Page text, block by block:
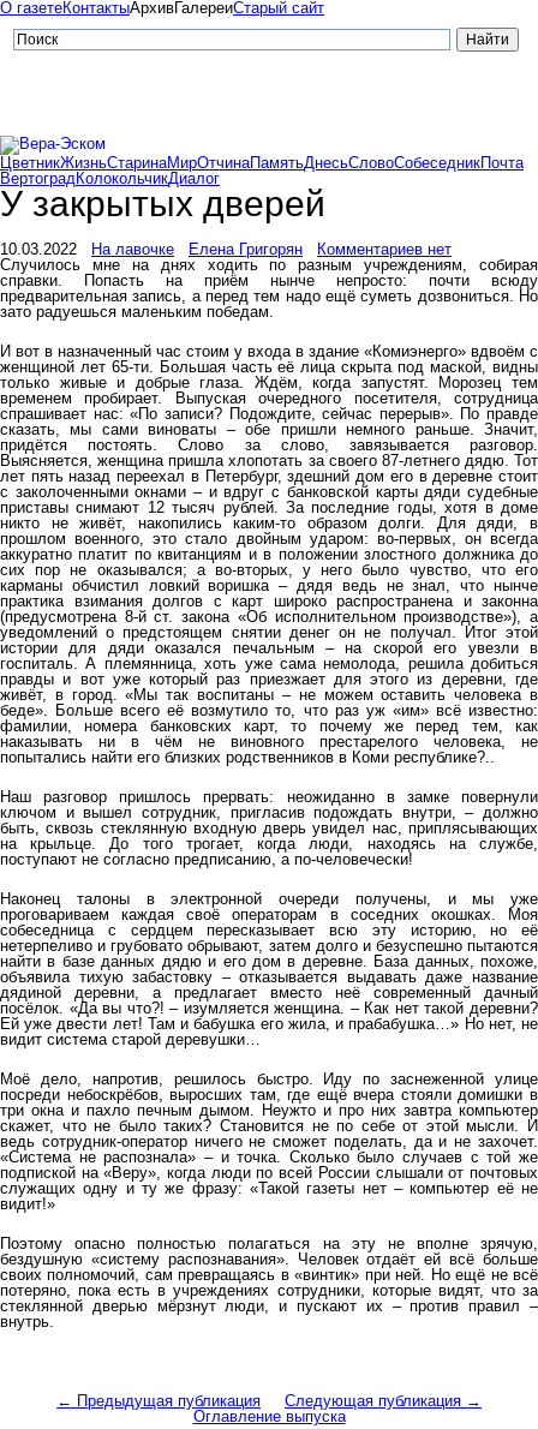
О газетеКонтактыАрхивГалереиСтарый сайт
ЦветникЖизньСтаринаМирОтчинаПамятьДнесьСловоСобеседникПочта
ВертоградКолокольчикДиалог
У закрытых дверей
10.03.2022 На лавочке Елена Григорян
Комментариев нет
Случилось мне на днях ходить по разным учреждениям, собирая
справки. Попасть на приём нынче непросто: почти всюду
предварительная запись, а перед тем надо ещё суметь дозвониться. Но
зато радуешься маленьким победам.
И вот в назначенный час стоим у входа в здание «Комиэнерго» вдвоём с
женщиной лет 65-ти. Большая часть её лица скрыта под маской, видны
только живые и добрые глаза. Ждём, когда запустят. Морозец тем
временем пробирает. Выпуская очередного посетителя, сотрудница
спрашивает нас: «По записи? Подождите, сейчас перерыв». По правде
сказать, мы сами виноваты – обе пришли немного раньше. Значит,
придётся постоять. Слово за слово, завязывается разговор.
Выясняется, женщина пришла хлопотать за своего 87-летнего дядю. Тот
лет пять назад переехал в Петербург, здешний дом его в деревне стоит
с заколоченными окнами – и вдруг с банковской карты дяди судебные
приставы снимают 12 тысяч рублей. За последние годы, хотя в доме
никто не живёт, накопились каким-то образом долги. Для дяди, в
прошлом военного, это стало двойным ударом: во-первых, он всегда
аккуратно платит по квитанциям и в положении злостного должника до
сих пор не оказывался; а во-вторых, у него было чувство, что его
карманы обчистил ловкий воришка – дядя ведь не знал, что нынче
практика взимания долгов с карт широко распространена и законна
(предусмотрена 8-й ст. закона «Об исполнительном производстве»), а
уведомлений о предстоящем снятии денег он не получал. Итог этой
истории для дяди оказался печальным – на скорой его увезли в
госпиталь. А племянница, хоть уже сама немолода, решила добиться
правды и вот уже который раз приезжает для этого из деревни, где
живёт, в город. «Мы так воспитаны – не можем оставить человека в
беде». Больше всего её возмутило то, что раз уж «им» всё известно:
фамилии, номера банковских карт, то почему же перед тем, как
наказывать ни в чём не виновного престарелого человека, не
попытались найти его близких родственников в Коми республике?..
Наш разговор пришлось прервать: неожиданно в замке повернули
ключом и вышел сотрудник, пригласив подождать внутри, – должно
быть, сквозь стеклянную входную дверь увидел нас, приплясывающих
на крыльце. До того трогает, когда люди, находясь на службе,
поступают не согласно предписанию, а по-человечески!
Наконец талоны в электронной очереди получены, и мы уже
проговариваем каждая своё операторам в соседних окошках. Моя
собеседница с сердцем пересказывает всю эту историю, но её
нетерпеливо и грубовато обрывают, затем долго и безуспешно пытаются
найти в базе данных дядю и его дом в деревне. База данных, похоже,
объявила тихую забастовку – отказывается выдавать даже название
дядиной деревни, а предлагает вместо неё современный дачный
посёлок. «Да вы что?! – изумляется женщина. – Как нет такой деревни?
Ей уже двести лет! Там и бабушка его жила, и прабабушка…» Но нет, не
видит система старой деревушки…
Моё дело, напротив, решилось быстро. Иду по заснеженной улице
посреди небоскрёбов, выросших там, где ещё вчера стояли домишки в
три окна и пахло печным дымом. Неужто и про них завтра компьютер
скажет, что не было таких? Становится не по себе от этой мысли. И
ведь сотрудник-оператор ничего не сможет поделать, да и не захочет.
«Система не распознала» – и точка. Сколько было случаев с той же
подпиской на «Веру», когда люди по всей России слышали от почтовых
служащих одну и ту же фразу: «Такой газеты нет – компьютер её не
видит!»
Поэтому опасно полностью полагаться на эту не вполне зрячую,
бездушную «систему распознавания». Человек отдаёт ей всё больше
своих полномочий, сам превращаясь в «винтик» при ней. Но ещё не всё
потеряно, пока есть в учреждениях сотрудники, которые видят, что за
стеклянной дверью мёрзнут люди, и пускают их – против правил –
внутрь.
← Предыдущая публикация
Следующая публикация →
Оглавление выпуска